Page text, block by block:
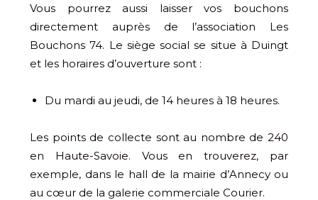
Vous pourrez aussi laisser vos bouchons
directement auprès de l’association Les
Bouchons 74. Le siège social se situe à Duingt
et les horaires d’ouverture sont :
Du mardi au jeudi, de 14 heures à 18 heures.
Les points de collecte sont au nombre de 240
en Haute-Savoie. Vous en trouverez, par
exemple, dans le hall de la mairie d’Annecy ou
au cœur de la galerie commerciale Courier.